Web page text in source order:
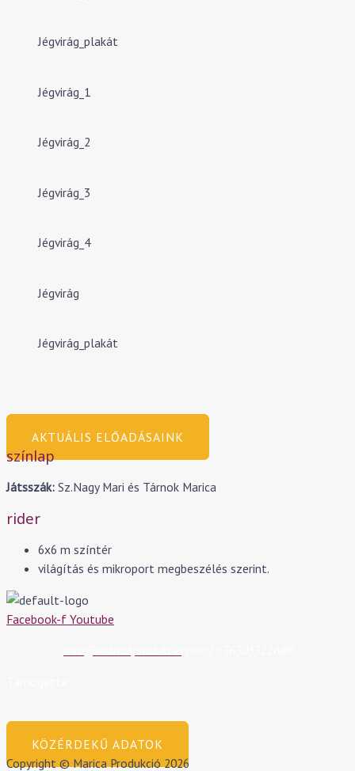
Jégvirág_plakát
Jégvirág_1
Jégvirág_2
Jégvirág_3
Jégvirág_4
Jégvirág
Jégvirág_plakát
AKTUÁLIS ELŐADÁSAINK
színlap
Játsszák: Sz.Nagy Mari és Tárnok Marica
rider
6x6 m színtér
világítás és mikroport megbeszélés szerint.
Facebook-f Youtube
KÖZÉRDEKŰ ADATOK
Copyright © Marica Produkció 2026